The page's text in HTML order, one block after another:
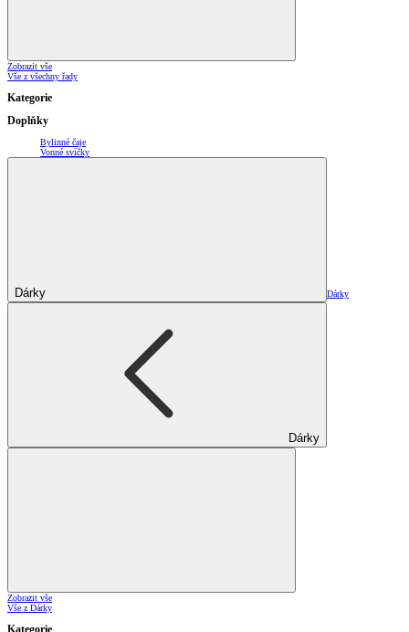
Zobrazit vše
Vše z všechny řady
Kategorie
Doplňky
Bylinné čaje
Vonné svíčky
Dárky Dárky
Dárky
Zobrazit vše
Vše z Dárky